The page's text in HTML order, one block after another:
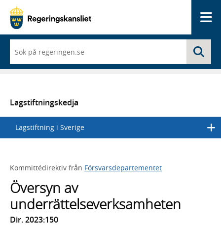
du
börjar
skriva
en
lista
med
sökförslag
Lagstiftningskedja
Lagstiftning i Sverige
Kommittédirektiv från Försvarsdepartementet
Översyn av
underrättelseverksamheten
Dir. 2023:150